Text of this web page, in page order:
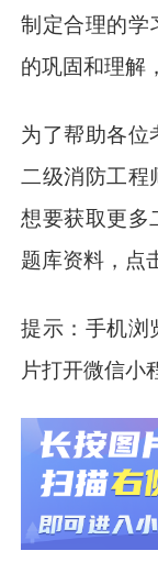
制定合理的学
的巩固和理解
为了帮助各位
二级消防工程
想要获取更多
题库资料，点
提示：手机浏
片打开微信小